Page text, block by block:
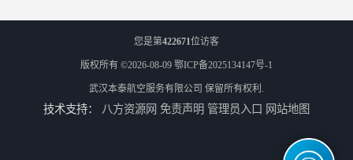
您是第422671位访客
版权所有 ©2026-08-09 鄂ICP备2025134147号-1
武汉本泰航空服务有限公司 保留所有权利.
技术支持： 八方资源网 免责声明 管理员入口 网站地图